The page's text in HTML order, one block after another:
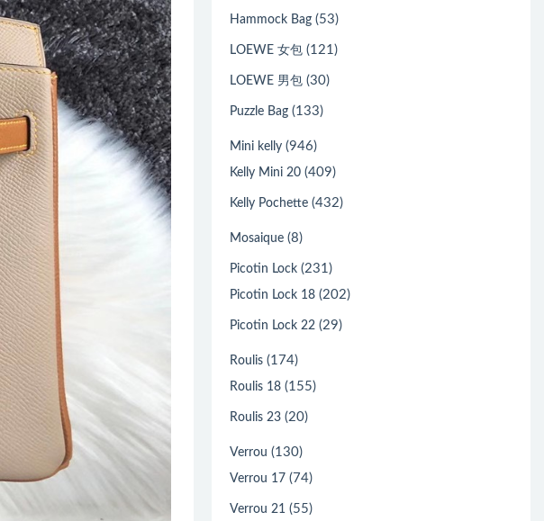
Hammock Bag (53)
LOEWE 女包 (121)
LOEWE 男包 (30)
Puzzle Bag (133)
Mini kelly (946)
Kelly Mini 20 (409)
Kelly Pochette (432)
Mosaique (8)
Picotin Lock (231)
Picotin Lock 18 (202)
Picotin Lock 22 (29)
Roulis (174)
Roulis 18 (155)
Roulis 23 (20)
Verrou (130)
Verrou 17 (74)
Verrou 21 (55)